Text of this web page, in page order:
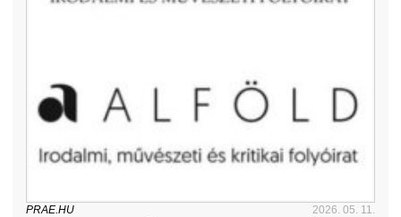
PRAE.HU 2026. 05. 11.